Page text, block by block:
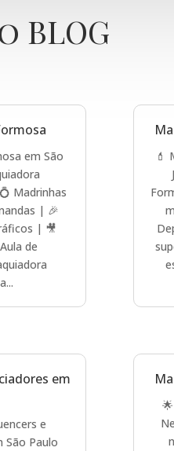
BLOG
em São
Madrinhas
| 🎉
| 🎥
de
em
e
São Paulo
💄